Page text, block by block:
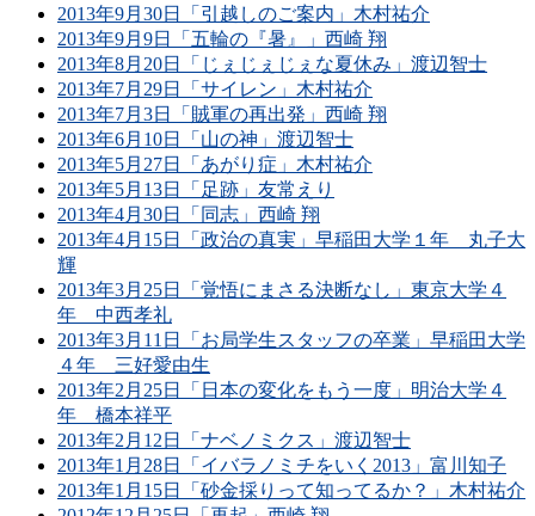
2013年9月30日「引越しのご案内」木村祐介
2013年9月9日「五輪の『暑』」西崎 翔
2013年8月20日「じぇじぇじぇな夏休み」渡辺智士
2013年7月29日「サイレン」木村祐介
2013年7月3日「賊軍の再出発」西崎 翔
2013年6月10日「山の神」渡辺智士
2013年5月27日「あがり症」木村祐介
2013年5月13日「足跡」友常えり
2013年4月30日「同志」西崎 翔
2013年4月15日「政治の真実」早稲田大学１年 丸子大
輝
2013年3月25日「覚悟にまさる決断なし」東京大学４
年 中西孝礼
2013年3月11日「お局学生スタッフの卒業」早稲田大学
４年 三好愛由生
2013年2月25日「日本の変化をもう一度」明治大学４
年 橋本祥平
2013年2月12日「ナベノミクス」渡辺智士
2013年1月28日「イバラノミチをいく2013」富川知子
2013年1月15日「砂金採りって知ってるか？」木村祐介